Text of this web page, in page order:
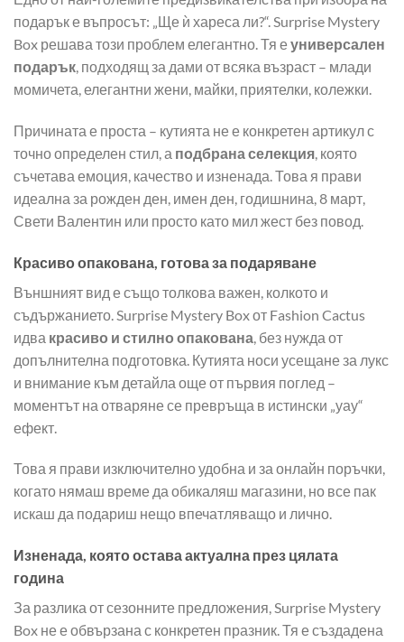
подарък е въпросът: „Ще ѝ хареса ли?“. Surprise Mystery
Box решава този проблем елегантно. Тя е универсален
подарък, подходящ за дами от всяка възраст – млади
момичета, елегантни жени, майки, приятелки, колежки.
Причината е проста – кутията не е конкретен артикул с
точно определен стил, а подбрана селекция , която
съчетава емоция, качество и изненада. Това я прави
идеална за рожден ден, имен ден, годишнина, 8 март,
Свети Валентин или просто като мил жест без повод.
Красиво опакована, готова за подаряване
Външният вид е също толкова важен, колкото и
съдържанието. Surprise Mystery Box от Fashion Cactus
идва красиво и стилно опакована , без нужда от
допълнителна подготовка. Кутията носи усещане за лукс
и внимание към детайла още от първия поглед –
моментът на отваряне се превръща в истински „уау“
ефект.
Това я прави изключително удобна и за онлайн поръчки,
когато нямаш време да обикаляш магазини, но все пак
искаш да подариш нещо впечатляващо и лично.
Изненада, която остава актуална през цялата
година
За разлика от сезонните предложения, Surprise Mystery
Box не е обвързана с конкретен празник. Тя е създадена